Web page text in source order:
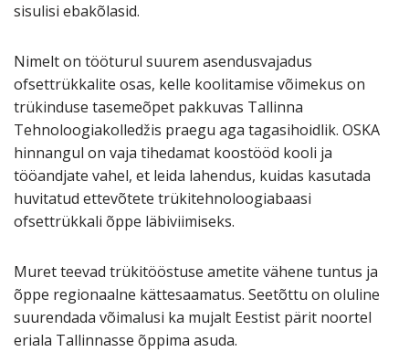
sisulisi ebakõlasid.
Nimelt on tööturul suurem asendusvajadus
ofsettrükkalite osas, kelle koolitamise võimekus on
trükinduse tasemeõpet pakkuvas Tallinna
Tehnoloogiakolledžis praegu aga tagasihoidlik. OSKA
hinnangul on vaja tihedamat koostööd kooli ja
tööandjate vahel, et leida lahendus, kuidas kasutada
huvitatud ettevõtete trükitehnoloogiabaasi
ofsettrükkali õppe läbiviimiseks.
Muret teevad trükitööstuse ametite vähene tuntus ja
õppe regionaalne kättesaamatus. Seetõttu on oluline
suurendada võimalusi ka mujalt Eestist pärit noortel
eriala Tallinnasse õppima asuda.